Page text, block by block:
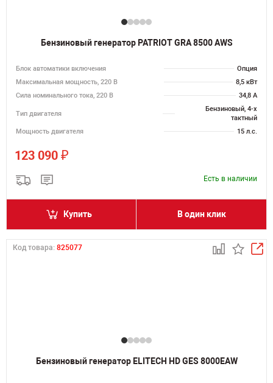
Бензиновый генератор PATRIOT GRA 8500 AWS
Блок автоматики включения
Опция
Максимальная мощность, 220 В
8,5 кВт
Сила номинального тока, 220 В
34,8 А
Тип двигателя
Бензиновый, 4-х
тактный
Мощность двигателя
15 л.с.
123 090 ₽
Есть в наличии
Купить В один клик
Код товара: 825077
Бензиновый генератор ELITECH HD GES 8000EAW